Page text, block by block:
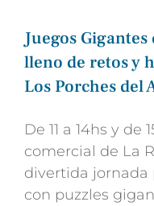
Juegos
lleno de retos y
Los Porches del
De 11 a 14hs y de
comercial de La
divertida jornada
con puzzles